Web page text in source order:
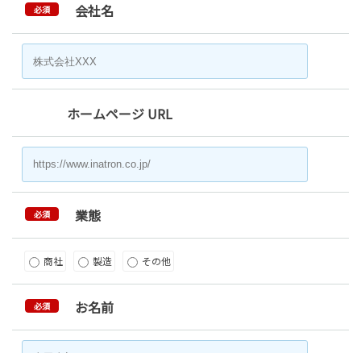
必須 会社名
ホームページ URL
必須 業態
商社 製造 その他
必須 お名前